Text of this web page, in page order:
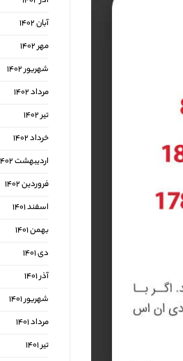
آبان ۱۴۰۲
مهر ۱۴۰۲
شهریور ۱۴۰۲
مرداد ۱۴۰۲
تیر ۱۴۰۲
خرداد ۱۴۰۲
اردیبهشت ۱۴۰۲
فروردین ۱۴۰۲
اسفند ۱۴۰۱
بهمن ۱۴۰۱
دی ۱۴۰۱
آذر ۱۴۰۱
شهریور ۱۴۰۱
مرداد ۱۴۰۱
تیر ۱۴۰۱